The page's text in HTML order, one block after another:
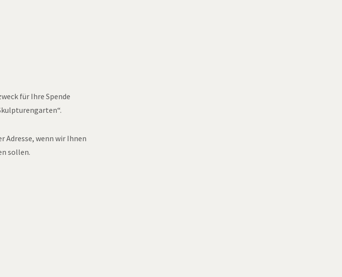
für Ihre Spende
Adresse, wenn wir Ihnen
sollen.